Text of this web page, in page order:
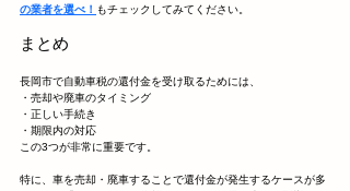
の業者を選べ！ もチェックしてみてください。
まとめ
長岡市で自動車税の還付金を受け取るためには、
・売却や廃車のタイミング
・正しい手続き
・期限内の対応
この3つが非常に重要です。
特に、車を売却・廃車することで還付金が発生するケースが多